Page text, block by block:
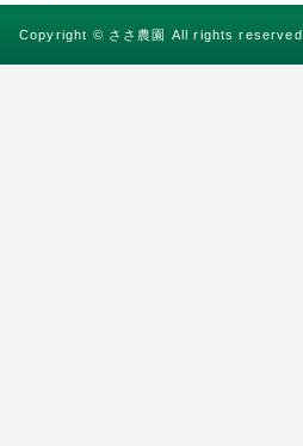
Copyright © ささ農園 All rights reserved.